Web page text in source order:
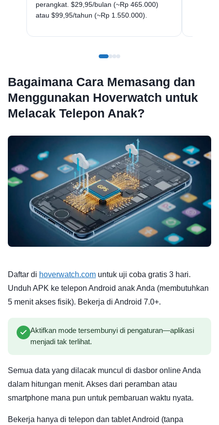
perangkat. $29,95/bulan (~Rp 465.000)
atau $99,95/tahun (~Rp 1.550.000).
Bagaimana Cara Memasang dan
Menggunakan Hoverwatch untuk
Melacak Telepon Anak?
Daftar di hoverwatch.com untuk uji coba gratis 3 hari.
Unduh APK ke telepon Android anak Anda (membutuhkan
5 menit akses fisik). Bekerja di Android 7.0+.
Aktifkan mode tersembunyi di pengaturan—aplikasi
menjadi tak terlihat.
Semua data yang dilacak muncul di dasbor online Anda
dalam hitungan menit. Akses dari peramban atau
smartphone mana pun untuk pembaruan waktu nyata.
Bekerja hanya di telepon dan tablet Android (tanpa